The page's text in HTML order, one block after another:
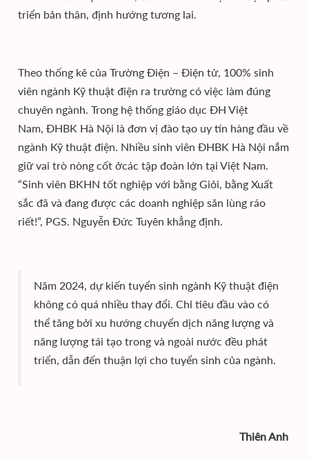
triển bản thân, định hướng tương lai.
Theo thống kê của Trường Điện – Điện tử, 100% sinh
viên ngành Kỹ thuật điện ra trường có việc làm đúng
chuyên ngành. Trong hệ thống giáo dục ĐH Việt
Nam, ĐHBK Hà Nội là đơn vị đào tạo uy tín hàng đầu về
ngành Kỹ thuật điện. Nhiều sinh viên ĐHBK Hà Nội nắm
giữ vai trò nòng cốt ởcác tập đoàn lớn tại Việt Nam.
“Sinh viên BKHN tốt nghiệp với bằng Giỏi, bằng Xuất
sắc đã và đang được các doanh nghiệp săn lùng ráo
riết!”, PGS. Nguyễn Đức Tuyên khẳng định.
Năm 2024, dự kiến tuyển sinh ngành Kỹ thuật điện
không có quá nhiều thay đổi. Chỉ tiêu đầu vào có
thể tăng bởi xu hướng chuyển dịch năng lượng và
năng lượng tái tạo trong và ngoài nước đều phát
triển, dẫn đến thuận lợi cho tuyển sinh của ngành.
Thiên Anh